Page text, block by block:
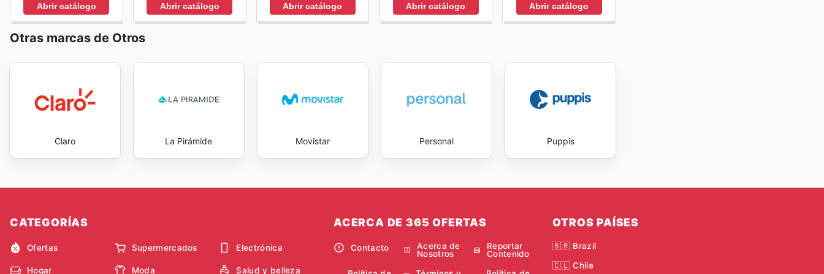
Abrir catálogo Abrir catálogo Abrir catálogo Abrir catálogo Abrir catálogo
Otras marcas de Otros
Claro La Pirámide Movistar Personal Puppis
CATEGORÍAS
Ofertas Supermercados Electrónica
Hogar Moda Salud y belleza
ACERCA DE 365 OFERTAS
Contacto
Acerca de
Nosotros
Reportar
Contenido
OTROS PAÍSES
🇧🇷 Brazil
🇨🇱 Chile